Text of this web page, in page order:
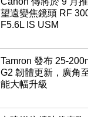
望遠變焦鏡頭 RF
F5.6L IS USM
Tamron 發布 25-
G2 韌體更新，廣角
能大幅升級